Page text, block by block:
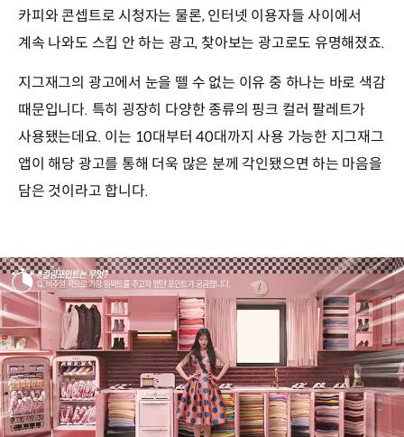
카피와 콘셉트로 시청자는 물론, 인터넷 이용자들 사이에서
계속 나와도 스킵 안 하는 광고, 찾아보는 광고로도 유명해졌죠.
지그재그의 광고에서 눈을 뗄 수 없는 이유 중 하나는 바로 색감
때문입니다. 특히 굉장히 다양한 종류의 핑크 컬러 팔레트가
사용됐는데요. 이는 10대부터 40대까지 사용 가능한 지그재그
앱이 해당 광고를 통해 더욱 많은 분께 각인됐으면 하는 마음을
담은 것이라고 합니다.